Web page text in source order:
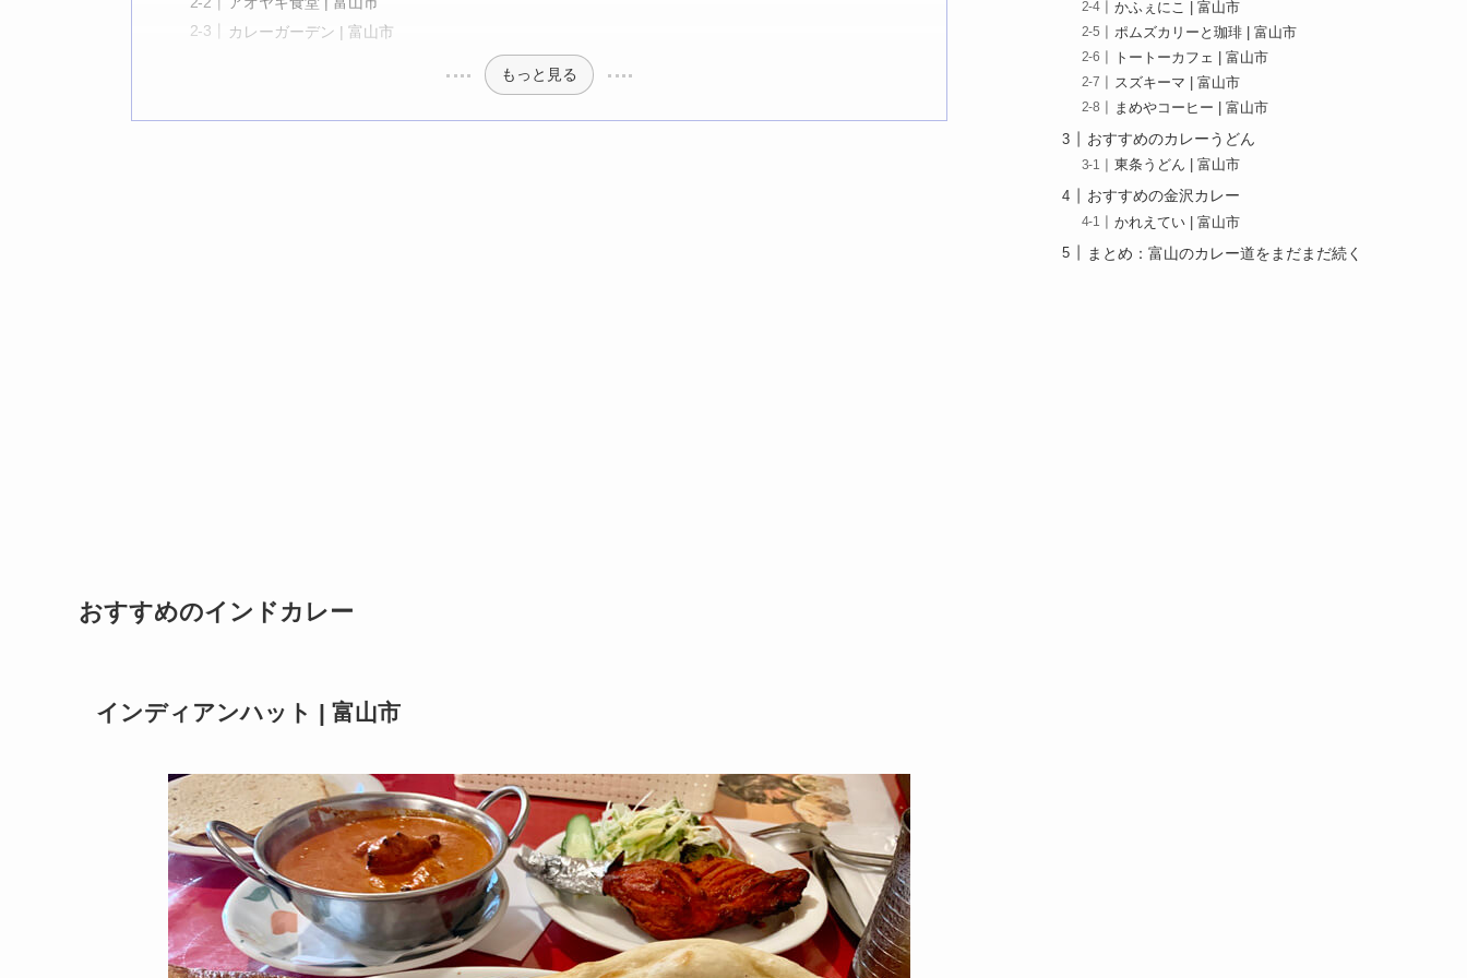
カレーガーデン | 富山市
もっと見る
おすすめのインドカレー
インディアンハット | 富山市
かふぇにこ | 富山市
ポムズカリーと珈琲 | 富山市
トートーカフェ | 富山市
スズキーマ | 富山市
まめやコーヒー | 富山市
おすすめのカレーうどん
東条うどん | 富山市
おすすめの金沢カレー
かれえてい | 富山市
まとめ：富山のカレー道をまだまだ続く